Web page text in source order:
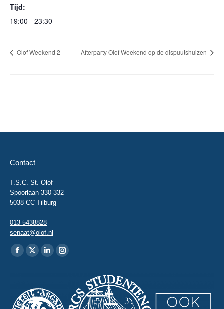
Tijd:
19:00 - 23:30
Olof Weekend 2 Afterparty Olof Weekend op de dispuutshuizen
Contact
T.S.C. St. Olof
Spoorlaan 330-332
5038 CC Tilburg
013-5438828
senaat@olof.nl
Vind ons op:
Facebook
in
X
in
Linkedin
in
Instagram